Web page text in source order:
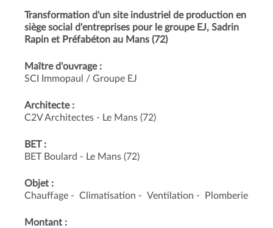
Transformation d'un site industriel de production en
siège social d'entreprises pour le groupe EJ, Sadrin
Rapin et Préfabéton au Mans (72)
Maître d'ouvrage :
SCI Immopaul / Groupe EJ
Architecte :
C2V Architectes - Le Mans (72)
BET :
BET Boulard - Le Mans (72)
Objet :
Chauffage
Climatisation Ventilation Plomberie
Montant :